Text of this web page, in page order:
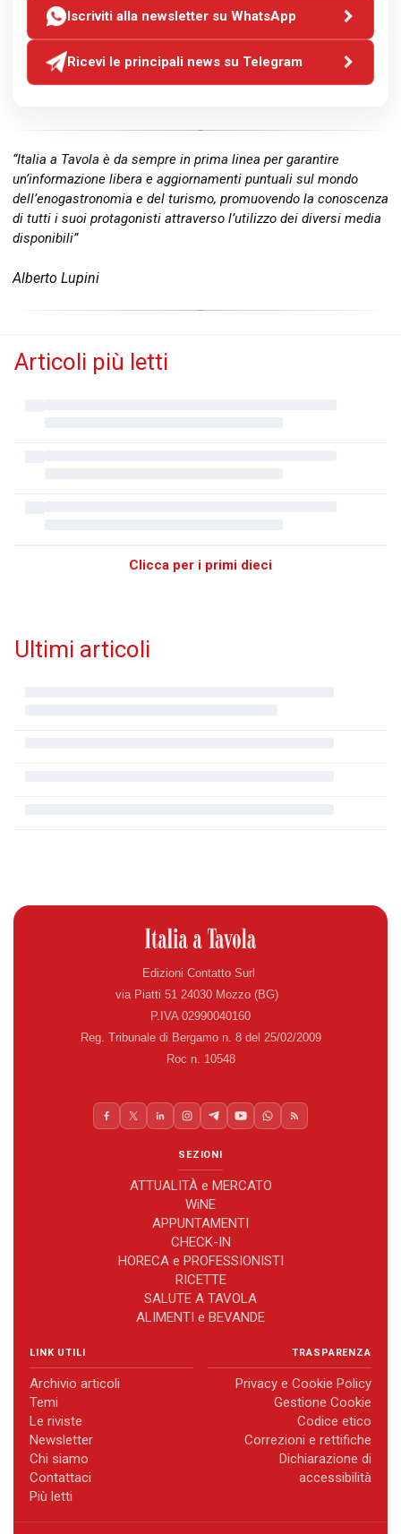
Iscriviti alla newsletter su WhatsApp
Ricevi le principali news su Telegram
“Italia a Tavola è da sempre in prima linea per garantire
un’informazione libera e aggiornamenti puntuali sul mondo
dell’enogastronomia e del turismo, promuovendo la conoscenza
di tutti i suoi protagonisti attraverso l’utilizzo dei diversi media
disponibili”
Alberto Lupini
Articoli più letti
Clicca per i primi dieci
Ultimi articoli
Edizioni Contatto Surl
via Piatti 51 24030 Mozzo (BG)
P.IVA 02990040160
Reg. Tribunale di Bergamo n. 8 del 25/02/2009
Roc n. 10548
SEZIONI
ATTUALITÀ e MERCATO
WiNE
APPUNTAMENTI
CHECK-IN
HORECA e PROFESSIONISTI
RICETTE
SALUTE A TAVOLA
ALIMENTI e BEVANDE
LINK UTILI
Archivio articoli
Temi
Le riviste
Newsletter
Chi siamo
Contattaci
Più letti
TRASPARENZA
Privacy e Cookie Policy
Gestione Cookie
Codice etico
Correzioni e rettifiche
Dichiarazione di
accessibilità